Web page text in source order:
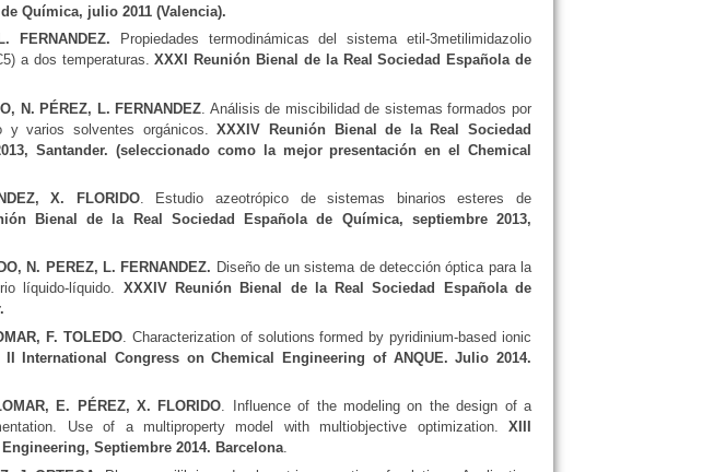
Química, julio 2011 (Valencia).
FERNANDEZ. Propiedades termodinámicas del sistema etil-3metilimidazolio
a dos temperaturas.XXXI Reunión Bienal de la Real Sociedad Española de
N. PÉREZ, L. FERNANDEZ . Análisis de miscibilidad de sistemas formados por
y varios solventes orgánicos.XXXIV Reunión Bienal de la Real Sociedad
Santander. (seleccionado como la mejor presentación en el Chemical
X. FLORIDO. Estudio azeotrópico de sistemas binarios esteres de
Bienal de la Real Sociedad Española de Química, septiembre 2013,
N. PEREZ, L. FERNANDEZ. Diseño de un sistema de detección óptica para la
líquido-líquido. XXXIV Reunión Bienal de la Real Sociedad Española de
F. TOLEDO. Characterization of solutions formed by pyridinium-based ionic
II International Congress on Chemical Engineering of ANQUE. Julio 2014.
E. PÉREZ, X. FLORIDO. Influence of the modeling on the design of a
Use of a multiproperty model with multiobjective optimization. XIII
Septiembre 2014. Barcelona.